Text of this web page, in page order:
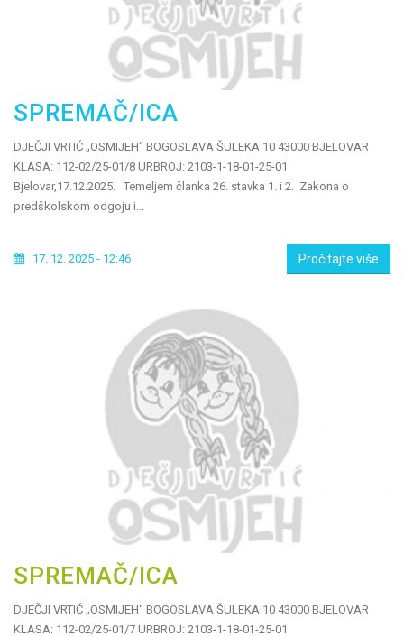
SPREMAČ/ICA
DJEČJI VRTIĆ „OSMIJEH“ BOGOSLAVA ŠULEKA 10 43000 BJELOVAR
KLASA: 112-02/25-01/8 URBROJ: 2103-1-18-01-25-01
Bjelovar,17.12.2025. Temeljem članka 26. stavka 1. i 2. Zakona o
predškolskom odgoju i...
17. 12. 2025 - 12:46 Pročitajte više
SPREMAČ/ICA
DJEČJI VRTIĆ „OSMIJEH“ BOGOSLAVA ŠULEKA 10 43000 BJELOVAR
KLASA: 112-02/25-01/7 URBROJ: 2103-1-18-01-25-01